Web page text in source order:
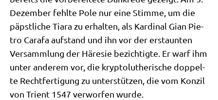
Dezem­ber fehl­te Pole nur eine Stim­me, um die
päpst­li­che Tia­ra zu erhal­ten, als Kar­di­nal Gian Pie­
tro Cara­fa auf­stand und ihn vor der erstaun­ten
Ver­samm­lung der Häre­sie bezich­tig­te. Er warf ihm
unter ande­rem vor, die kryp­to­luthe­ri­sche dop­pel­
te Recht­fer­ti­gung zu unter­stüt­zen, die vom Kon­zil
von Tri­ent 1547 ver­wor­fen wurde.